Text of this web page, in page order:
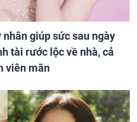
giúp sức sau ngày
tài rước lộc về nhà, cả
viên mãn